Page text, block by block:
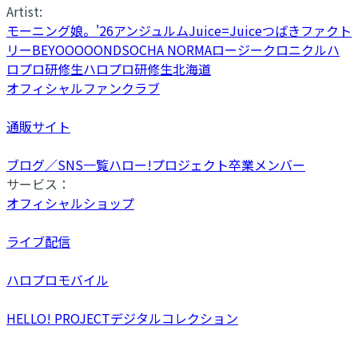
Artist:
モーニング娘。'26アンジュルムJuice=Juiceつばきファクト
リーBEYOOOOONDSOCHA NORMAロージークロニクルハ
ロプロ研修生ハロプロ研修生北海道
オフィシャルファンクラブ
通販サイト
ブログ／SNS一覧ハロー!プロジェクト卒業メンバー
サービス：
オフィシャルショップ
ライブ配信
ハロプロモバイル
HELLO! PROJECTデジタルコレクション